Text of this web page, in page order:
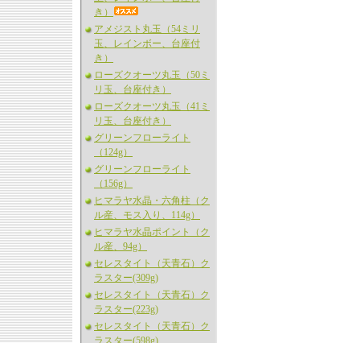
き）
アメジスト丸玉（54ミリ
玉、レインボー、台座付
き）
ローズクオーツ丸玉（50ミ
リ玉、台座付き）
ローズクオーツ丸玉（41ミ
リ玉、台座付き）
グリーンフローライト
（124g）
グリーンフローライト
（156g）
ヒマラヤ水晶・六角柱（ク
ル産、モス入り、114g）
ヒマラヤ水晶ポイント（ク
ル産、94g）
セレスタイト（天青石）ク
ラスター(309g)
セレスタイト（天青石）ク
ラスター(223g)
セレスタイト（天青石）ク
ラスター(598g)